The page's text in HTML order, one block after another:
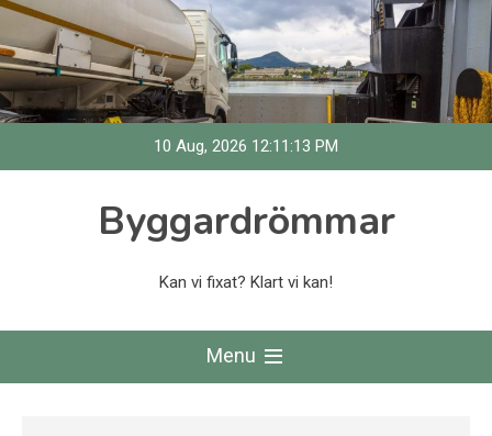
Skip
to
content
10 Aug, 2026 12:11:13 PM
Byggardrömmar
Kan vi fixat? Klart vi kan!
Menu